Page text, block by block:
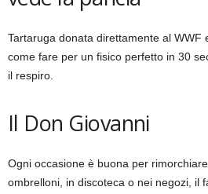
Tartaruga donata direttamente al WWF
come fare per un fisico perfetto in 30
il respiro.
Il Don Giovanni
Ogni occasione è buona per
ombrelloni, in discoteca o nei negozi, il